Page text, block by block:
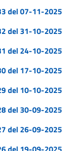
del 07-11-2025
del 31-10-2025
del 24-10-2025
del 17-10-2025
del 10-10-2025
del 30-09-2025
del 26-09-2025